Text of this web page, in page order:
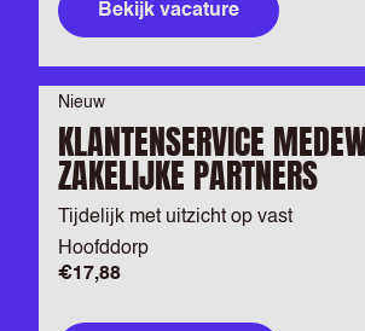
Bekijk vacature
Nieuw
KLANTENSERVICE
ZAKELIJKE PARTNERS
Tijdelijk met uitzicht op vast
Hoofddorp
€17,88